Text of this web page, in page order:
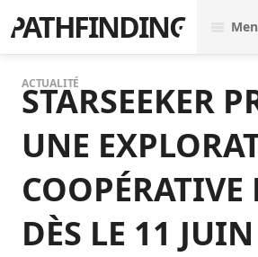
PATHFINDING
ACTUALITÉ
STARSEEKER
UNE
COOPÉRATIVE
DÈS LE 11 JUIN